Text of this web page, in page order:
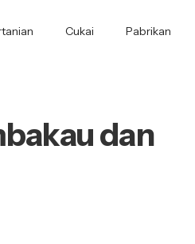
Cukai Pabrikan
dan